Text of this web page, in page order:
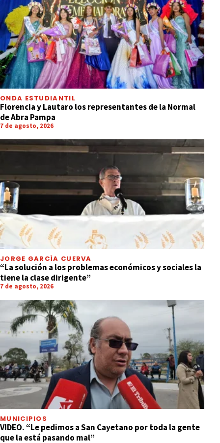
ONDA ESTUDIANTIL
Florencia y Lautaro los representantes de la Normal
de Abra Pampa
7 de agosto, 2026
JORGE GARCÍA CUERVA
“La solución a los problemas económicos y sociales la
tiene la clase dirigente”
7 de agosto, 2026
MUNICIPIOS
VIDEO. “Le pedimos a San Cayetano por toda la gente
que la está pasando mal”